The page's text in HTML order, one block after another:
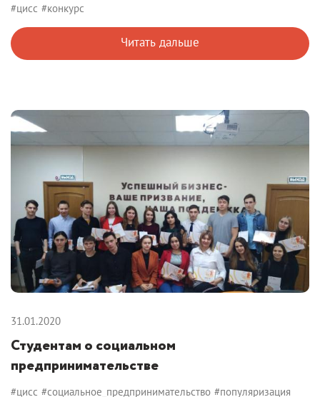
#цисс #конкурс
Читать дальше
31.01.2020
Студентам о социальном
предпринимательстве
#цисс #социальное_предпринимательство #популяризация